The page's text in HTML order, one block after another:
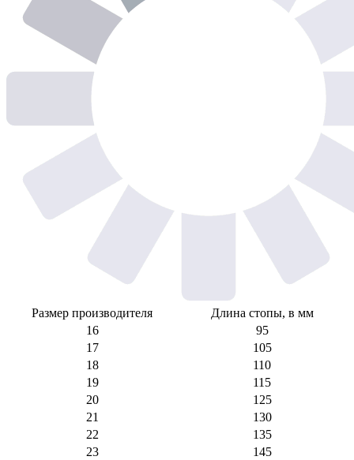
Размер производителя
Длина стопы, в мм
16
95
17
105
18
110
19
115
20
125
21
130
22
135
23
145